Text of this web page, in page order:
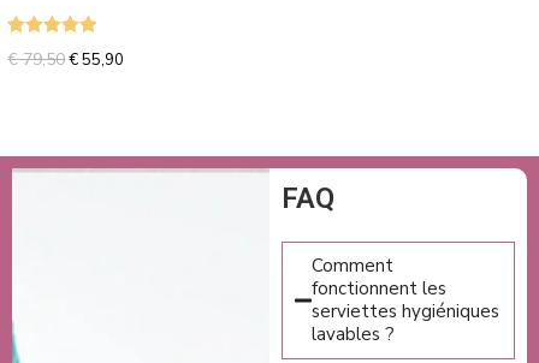
€79,50€55,90
FAQ
Comment
fonctionnent les
serviettes hygiéniques
lavables ?